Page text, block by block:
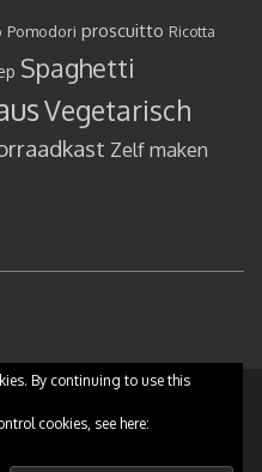
Pomodori proscuitto Ricotta
Spaghetti
Vegetarisch
Zelf maken
- All rights reserved
By continuing to use this
cookies, see here: